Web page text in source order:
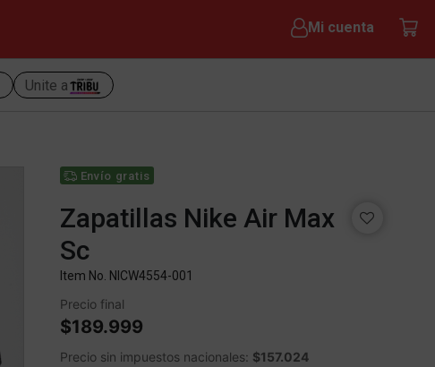
Mi cuenta
Unite a
Envío gratis
Zapatillas Nike Air Max
Sc
Item No. NICW4554-001
Precio final
$189.999
Precio sin impuestos nacionales: $157.024